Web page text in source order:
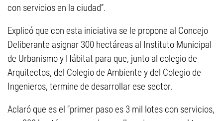
con servicios en la ciudad”.
Explicó que con esta iniciativa se le propone al Concejo
Deliberante asignar 300 hectáreas al Instituto Municipal
de Urbanismo y Hábitat para que, junto al colegio de
Arquitectos, del Colegio de Ambiente y del Colegio de
Ingenieros, termine de desarrollar ese sector.
Aclaró que es el “primer paso es 3 mil lotes con servicios,